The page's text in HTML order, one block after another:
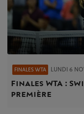
FINALES WTA LUNDI 6
Finales WTA :
première